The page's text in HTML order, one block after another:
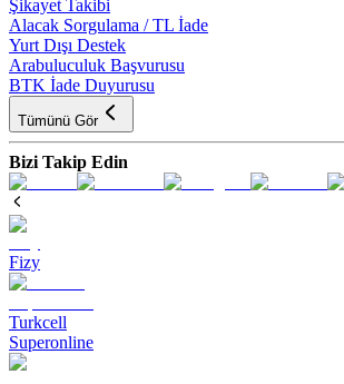
Şikayet Takibi
Alacak Sorgulama / TL İade
Yurt Dışı Destek
Arabuluculuk Başvurusu
BTK İade Duyurusu
Tümünü Gör
Bizi Takip Edin
Fizy
Turkcell
Superonline